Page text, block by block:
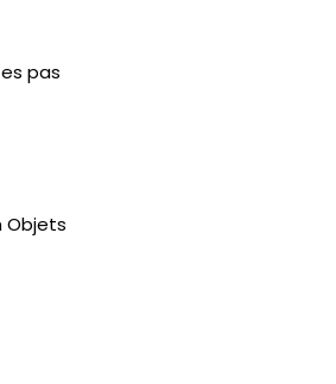
pas
Objets